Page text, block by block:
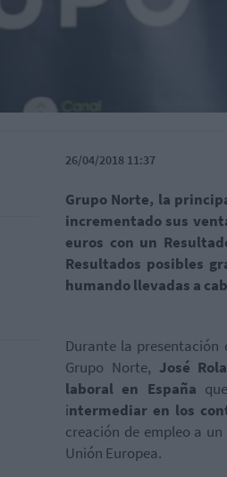
26/04/2018 11:37
Grupo Norte, la
incrementado sus
euros con un
Resultados posibles
humando llevadas a
Durante la
Grupo Norte, José
laboral en España
intermediar en los
creación de empleo a
Unión Europea.